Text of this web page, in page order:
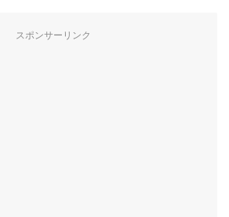
スポンサーリンク